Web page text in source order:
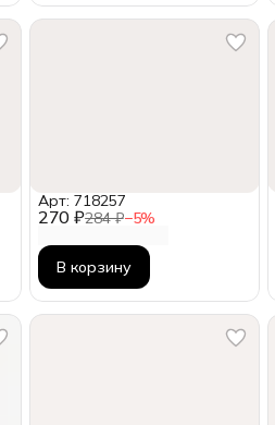
270 ₽284 ₽−5%
Арт: 718257
В корзину